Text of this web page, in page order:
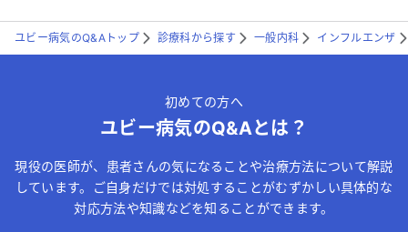
ユビー病気のQ&Aトップ 診療科から探す 一般内科 インフルエンザ
初めての方へ
ユビー病気のQ&Aとは？
現役の医師が、患者さんの気になることや治療方法について解説
しています。ご自身だけでは対処することがむずかしい具体的な
対応方法や知識などを知ることができます。